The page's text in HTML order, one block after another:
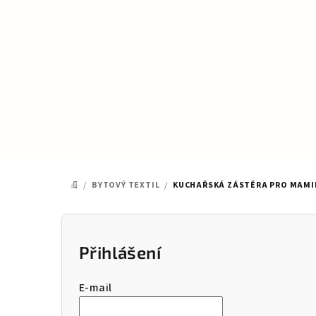
DOMŮ
/ BYTOVÝ TEXTIL / KUCHAŘSKÁ ZÁSTĚRA PRO
P
Přihlášení
E-mail